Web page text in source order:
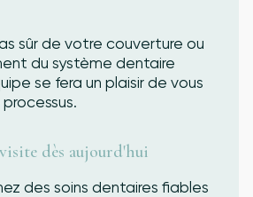
sûr de votre couverture ou
du système dentaire
se fera un plaisir de vous
dès aujourd'hui
des soins dentaires fiables